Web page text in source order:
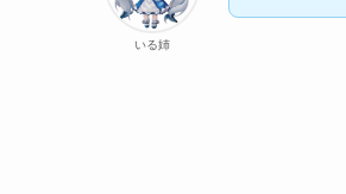
いる姉